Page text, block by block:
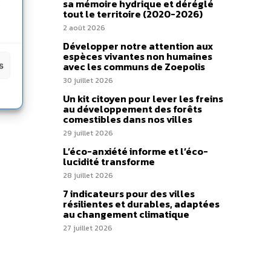
sa mémoire hydrique et déréglé
tout le territoire (2020-2026)
2 août 2026
Développer notre attention aux
espèces vivantes non humaines
avec les communs de Zoepolis
30 juillet 2026
Un kit citoyen pour lever les freins
au développement des forêts
comestibles dans nos villes
29 juillet 2026
L’éco-anxiété informe et l’éco-
lucidité transforme
28 juillet 2026
7 indicateurs pour des villes
résilientes et durables, adaptées
au changement climatique
27 juillet 2026